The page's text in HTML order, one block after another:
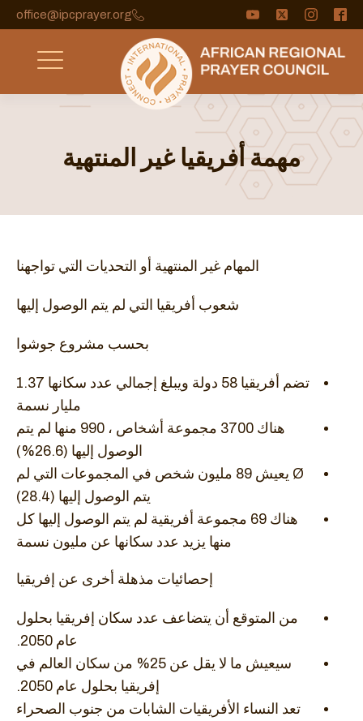
office@ipcprayer.org
مهمة أفريقيا غير المنتهية
المهام غير المنتهية أو التحديات التي تواجهنا
شعوب أفريقيا التي لم يتم الوصول إليها
بحسب مشروع جوشوا
تضم أفريقيا 58 دولة ويبلغ إجمالي عدد سكانها 1.37
مليار نسمة
هناك 3700 مجموعة أشخاص ، 990 منها لم يتم
الوصول إليها (26.6%)
Ø يعيش 89 مليون شخص في المجموعات التي لم
يتم الوصول إليها (28.4)
هناك 69 مجموعة أفريقية لم يتم الوصول إليها كل
منها يزيد عدد سكانها عن مليون نسمة
إحصائيات مذهلة أخرى عن إفريقيا
من المتوقع أن يتضاعف عدد سكان إفريقيا بحلول
عام 2050.
سيعيش ما لا يقل عن 25% من سكان العالم في
إفريقيا بحلول عام 2050.
تعد النساء الأفريقيات الشابات من جنوب الصحراء